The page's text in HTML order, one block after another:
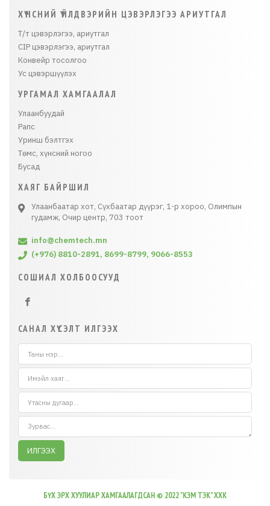
ХҮНСНИЙ ҮЙЛДВЭРИЙН ЦЭВЭРЛЭГЭЭ АРИУТГАЛ
Т/т цэвэрлэгээ, ариутгал
CIP цэвэрлэгээ, ариутгал
Конвейр тосолгоо
Ус цэвэршүүлэх
УРГАМАЛ ХАМГААЛАЛ
Улаанбуудай
Рапс
Уринш бэлтгэх
Төмс, хүнсний ногоо
Бусад
ХАЯГ БАЙРШИЛ
Улаанбаатар хот, Сүхбаатар дүүрэг, 1-р хороо, Олимпын
гудамж, Очир центр, 703 тоот
info@chemtech.mn
(+976) 8810-2891, 8699-8799, 9066-8553
СОШИАЛ ХОЛБООСУУД
САНАЛ ХҮСЭЛТ ИЛГЭЭХ
ИЛГЭЭХ
БҮХ ЭРХ ХУУЛИАР ХАМГААЛАГДСАН © 2022 "КЭМ ТЭК" ХХК